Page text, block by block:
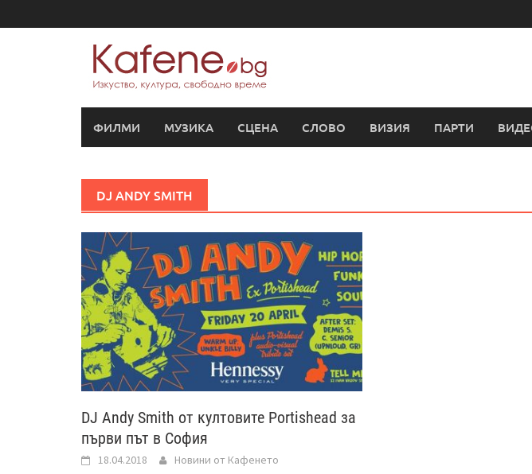
to
ФИЛМИ МУЗИКА СЦЕНА СЛОВО ВИЗИЯ ПАРТИ
DJ ANDY SMITH
DJ Andy Smith от култовите Portishead за
първи път в София
18.04.2018 Новини от Кафенето